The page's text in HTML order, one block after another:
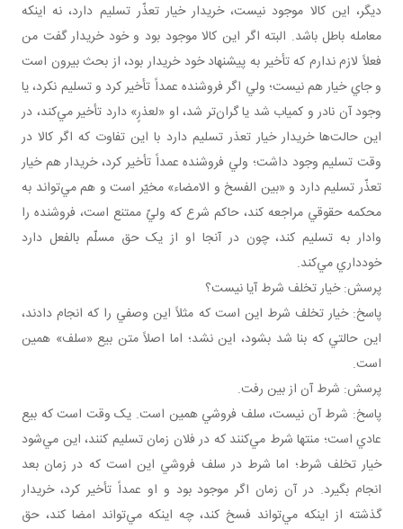
ديگر، اين کالا موجود نيست، خريدار خيار تعذّر تسليم دارد، نه اينکه
معامله باطل باشد. البته اگر اين کالا موجود بود و خود خريدار گفت من
فعلاً لازم ندارم که تأخير به پيشنهاد خود خريدار بود، از بحث بيرون است
و جاي خيار هم نيست؛ ولي اگر فروشنده عمداً تأخير کرد و تسليم نکرد، يا
وجود آن نادر و کمياب شد يا گران‌تر شد، او «لعذرٍ» دارد تأخير مي‌کند، در
اين حالت‌ها خريدار خيار تعذر تسليم دارد با اين تفاوت که اگر کالا در
وقت تسليم وجود داشت؛ ولي فروشنده عمداً تأخير کرد، خريدار هم خيار
تعذّر تسليم دارد و «بين الفسخ و الامضاء» مخيّر است و هم مي‌تواند به
محکمه حقوقي مراجعه کند، حاکم شرع که وليّ ممتنع است، فروشنده را
وادار به تسليم کند، چون در آنجا او از يک حق مسلّم بالفعل دارد
خودداري مي‌کند.
پرسش: خيار تخلف شرط آيا نيست؟
پاسخ: خيار تخلف شرط اين است که مثلاً اين وصفي را که انجام دادند،
اين حالتي که بنا شد بشود، اين نشد؛ اما اصلاً متن بيع «سلف» همين
است.
پرسش: شرط آن از بين رفت.
پاسخ: شرط آن نيست، سلف فروشي همين است. يک وقت است که بيع
عادي است؛ منتها شرط مي‌کنند که در فلان زمان تسليم کنند، اين مي‌شود
خيار تخلف شرط؛ اما شرط در سلف فروشي اين است که در زمان بعد
انجام بگيرد. در آن زمان اگر موجود بود و او عمداً تأخير کرد، خريدار
گذشته از اينکه مي‌تواند فسخ کند، چه اينکه مي‌تواند امضا کند، حق